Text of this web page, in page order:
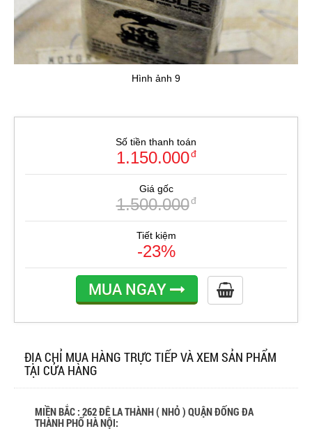
Hình ảnh 9
Số tiền thanh toán
1.150.000đ
Giá gốc
1.500.000đ
Tiết kiệm
-23%
MUA NGAY
ĐỊA CHỈ MUA HÀNG TRỰC TIẾP VÀ XEM SẢN PHẨM
TẠI CỬA HÀNG
MIỀN BẮC : 262 ĐÊ LA THÀNH ( NHỎ ) QUẬN ĐỐNG ĐA
THÀNH PHỐ HÀ NỘI: